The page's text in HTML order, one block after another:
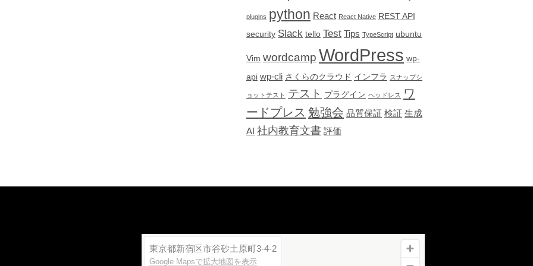
plugins python React React Native REST API
security Slack tello Test Tips TypeScript ubuntu
Vim wordcamp WordPress wp-
api wp-cli さくらのクラウド インフラ スナップシ
ョットテスト テスト プラグイン ヘッドレス
ワ
ードプレス 勉強会 品質保証 検証 生成
AI 社内教育文書 評価
東京都新宿区市谷砂土原町3-4-2
Google Mapsで拡大地図を表示